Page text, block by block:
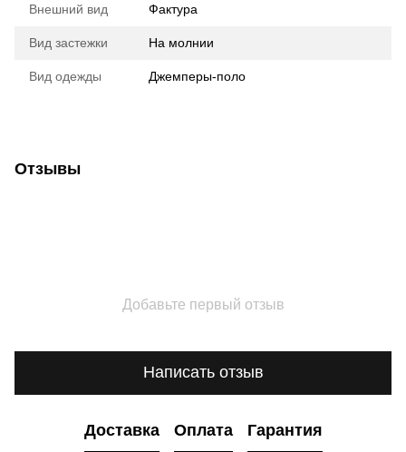
Внешний вид Фактура
Вид застежки На молнии
Вид одежды Джемперы-поло
Отзывы
Добавьте первый отзыв
Написать отзыв
Доставка Оплата Гарантия